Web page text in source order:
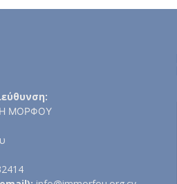
ΜΟΡΦΟΥ